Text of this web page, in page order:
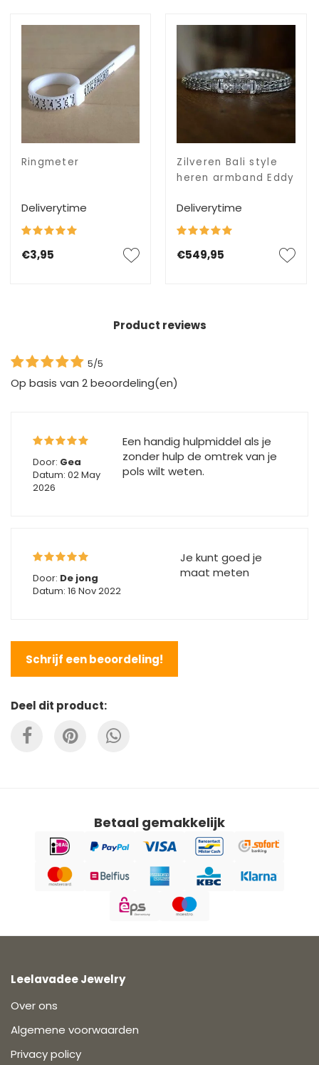
Ringmeter
Deliverytime
€3,95
Zilveren Bali style
heren armband Eddy
Deliverytime
€549,95
Product reviews
5/5
Op basis van 2beoordeling(en)
Door: Gea
Datum: 02 May
2026
Een handig hulpmiddel als je
zonder hulp de omtrek van je
pols wilt weten.
Door: De jong
Datum: 16 Nov 2022
Je kunt goed je
maat meten
Schrijf een beoordeling!
Deel dit product:
Betaal gemakkelijk
Leelavadee Jewelry
Over ons
Algemene voorwaarden
Privacy policy